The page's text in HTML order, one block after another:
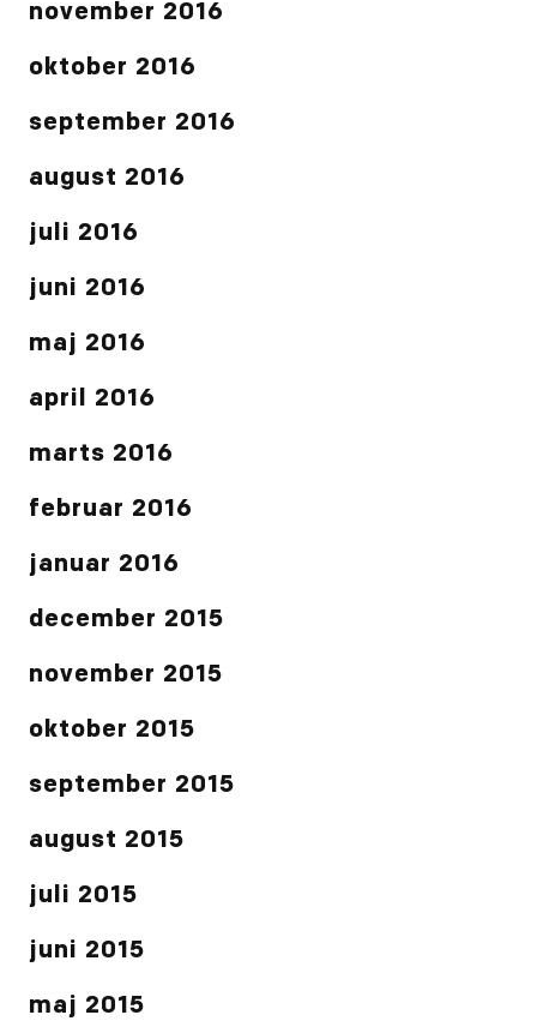
november 2016
oktober 2016
september 2016
august 2016
juli 2016
juni 2016
maj 2016
april 2016
marts 2016
februar 2016
januar 2016
december 2015
november 2015
oktober 2015
september 2015
august 2015
juli 2015
juni 2015
maj 2015